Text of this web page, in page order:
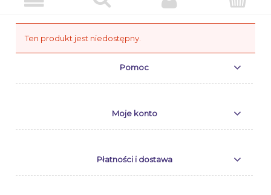
Ten produkt jest niedostępny.
Pomoc
Moje konto
Płatności i dostawa